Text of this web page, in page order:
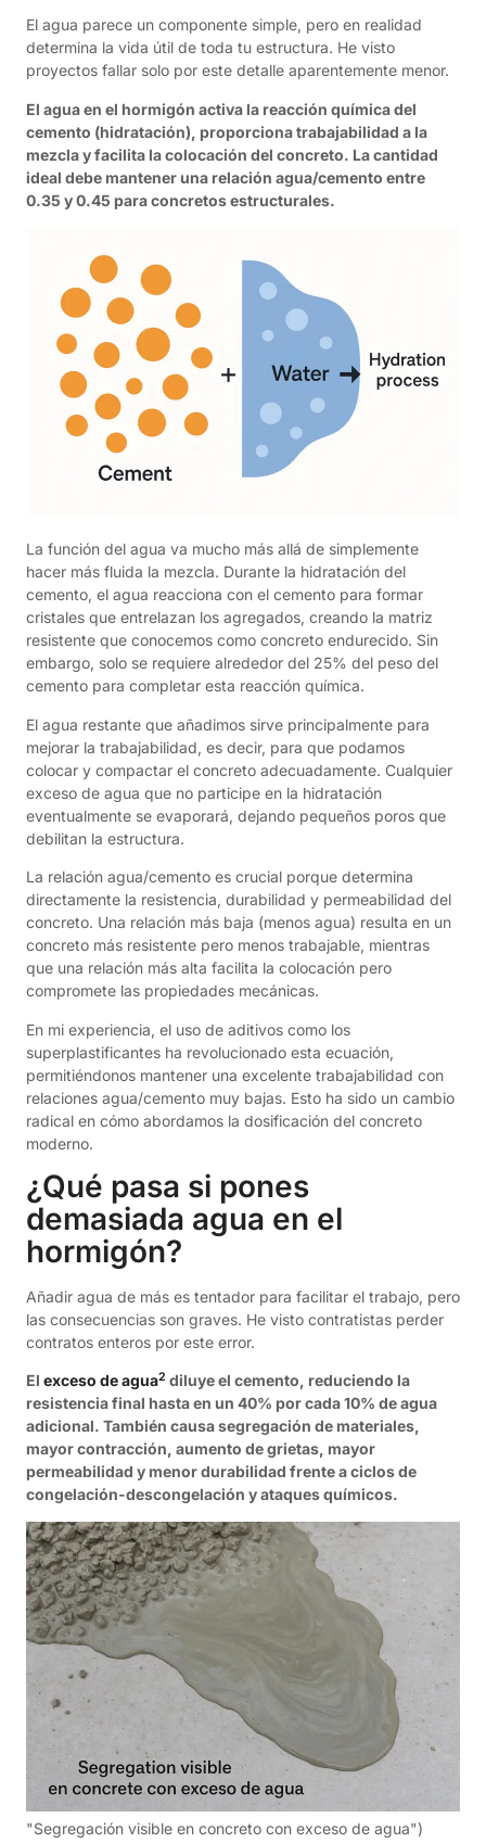
El agua parece un componente simple, pero en realidad
determina la vida útil de toda tu estructura. He visto
proyectos fallar solo por este detalle aparentemente menor.
El agua en el hormigón activa la reacción química del
cemento (hidratación), proporciona trabajabilidad a la
mezcla y facilita la colocación del concreto. La cantidad
ideal debe mantener una relación agua/cemento entre
0.35 y 0.45 para concretos estructurales.
La función del agua va mucho más allá de simplemente
hacer más fluida la mezcla. Durante la hidratación del
cemento, el agua reacciona con el cemento para formar
cristales que entrelazan los agregados, creando la matriz
resistente que conocemos como concreto endurecido. Sin
embargo, solo se requiere alrededor del 25% del peso del
cemento para completar esta reacción química.
El agua restante que añadimos sirve principalmente para
mejorar la trabajabilidad, es decir, para que podamos
colocar y compactar el concreto adecuadamente. Cualquier
exceso de agua que no participe en la hidratación
eventualmente se evaporará, dejando pequeños poros que
debilitan la estructura.
La relación agua/cemento es crucial porque determina
directamente la resistencia, durabilidad y permeabilidad del
concreto. Una relación más baja (menos agua) resulta en un
concreto más resistente pero menos trabajable, mientras
que una relación más alta facilita la colocación pero
compromete las propiedades mecánicas.
En mi experiencia, el uso de aditivos como los
superplastificantes ha revolucionado esta ecuación,
permitiéndonos mantener una excelente trabajabilidad con
relaciones agua/cemento muy bajas. Esto ha sido un cambio
radical en cómo abordamos la dosificación del concreto
moderno.
¿Qué pasa si pones
demasiada agua en el
hormigón?
Añadir agua de más es tentador para facilitar el trabajo, pero
las consecuencias son graves. He visto contratistas perder
contratos enteros por este error.
El exceso de agua2 diluye el cemento, reduciendo la
resistencia final hasta en un 40% por cada 10% de agua
adicional. También causa segregación de materiales,
mayor contracción, aumento de grietas, mayor
permeabilidad y menor durabilidad frente a ciclos de
congelación-descongelación y ataques químicos.
"Segregación visible en concreto con exceso de agua")